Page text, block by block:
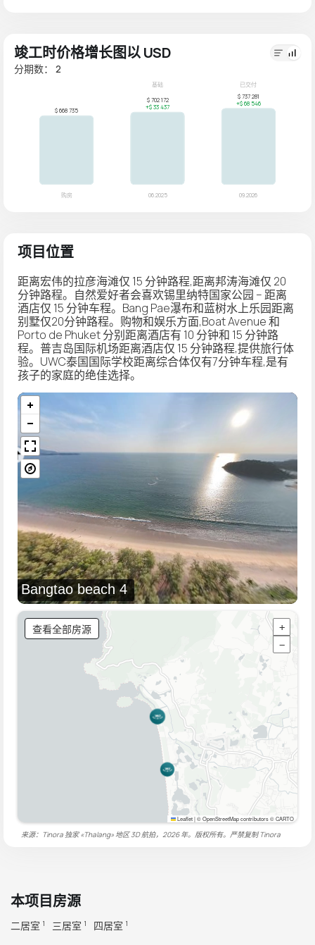
竣工时价格增长图以 USD
分期数： 2
项目位置
距离宏伟的拉彦海滩仅 15 分钟路程,距离邦涛海滩仅 20
分钟路程。自然爱好者会喜欢锡里纳特国家公园 – 距离
酒店仅 15 分钟车程。Bang Pae瀑布和蓝树水上乐园距离
别墅仅20分钟路程。购物和娱乐方面,Boat Avenue 和
Porto de Phuket 分别距离酒店有 10 分钟和 15 分钟路
程。普吉岛国际机场距离酒店仅 15 分钟路程,提供旅行体
验。UWC泰国国际学校距离综合体仅有7分钟车程,是有
孩子的家庭的绝佳选择。
Bangtao beach 4
查看全部房源
+
−
Leaflet|© OpenStreetMap contributors © CARTO
来源：Tinora 独家 «Thalang» 地区 3D 航拍，2026 年。版权所有。严禁复制Tinora
本项目房源
二居室 1 三居室 1 四居室 1